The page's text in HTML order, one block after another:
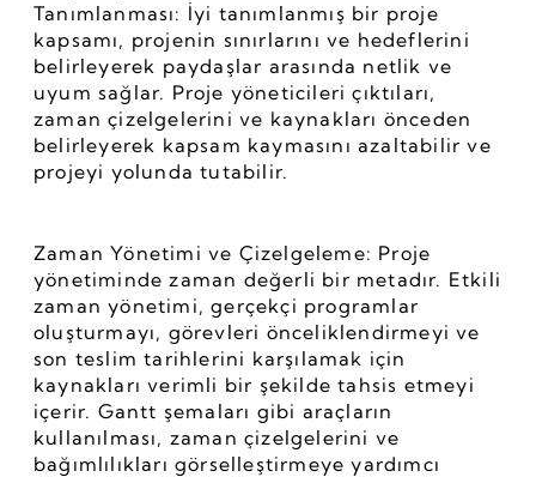
Tanımlanması: İyi tanımlanmış bir proje
kapsamı, projenin sınırlarını ve hedeflerini
belirleyerek paydaşlar arasında netlik ve
uyum sağlar. Proje yöneticileri çıktıları,
zaman çizelgelerini ve kaynakları önceden
belirleyerek kapsam kaymasını azaltabilir ve
projeyi yolunda tutabilir.
Zaman Yönetimi ve Çizelgeleme: Proje
yönetiminde zaman değerli bir metadır. Etkili
zaman yönetimi, gerçekçi programlar
oluşturmayı, görevleri önceliklendirmeyi ve
son teslim tarihlerini karşılamak için
kaynakları verimli bir şekilde tahsis etmeyi
içerir. Gantt şemaları gibi araçların
kullanılması, zaman çizelgelerini ve
bağımlılıkları görselleştirmeye yardımcı